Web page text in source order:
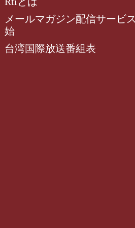
メールマガジン配信サービ
始
台湾国際放送番組表